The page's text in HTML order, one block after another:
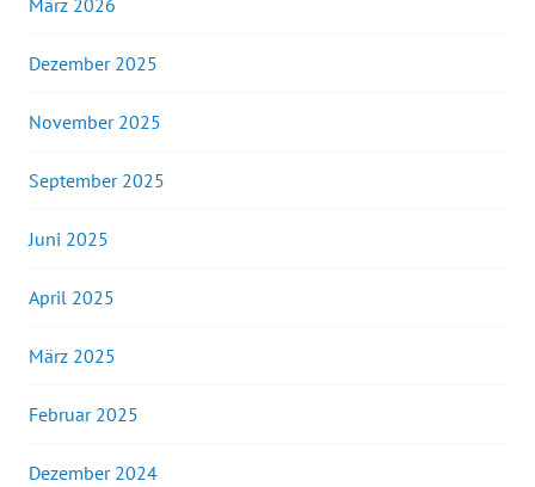
März 2026
Dezember 2025
November 2025
September 2025
Juni 2025
April 2025
März 2025
Februar 2025
Dezember 2024